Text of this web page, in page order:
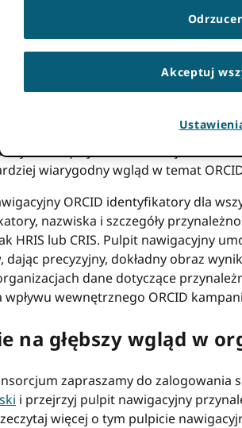
wdrażanie naszego Portalu
tym z ograniczonymi
Manager aby pomóc ORCID
ogłaszamy
Członkowskim — Panelu
wiarygodny wgląd w temat
ORCID identyfikatory dla
nazwiska i szczegóły
HRIS lub CRIS. Pulpit nawigacyjny
precyzyjny, dokładny obraz
dane dotyczące
wewnętrznego ORCID
na głębszy wgląd w
zapraszamy do zalogowania
i przejrzyj pulpit nawigacyjny
więcej o tym pulpicie
Akceptuj